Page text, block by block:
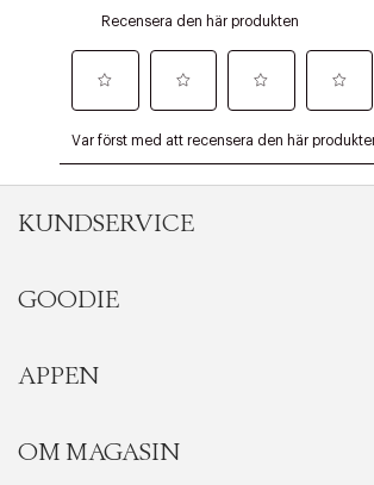
KUNDSERVICE
Onlineköp
Orderstatus
Leverans
GOODIE
Förmåner
Vanliga frågor
APPEN
Se medlemsfördelarna i Goodie-appen
OM MAGASIN